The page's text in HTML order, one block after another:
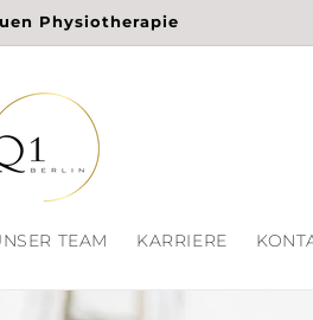
Physiotherapie
TEAM KARRIERE